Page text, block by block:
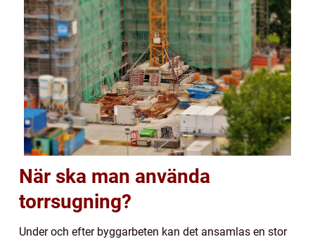
När ska man använda
torrsugning?
Under och efter byggarbeten kan det ansamlas en stor